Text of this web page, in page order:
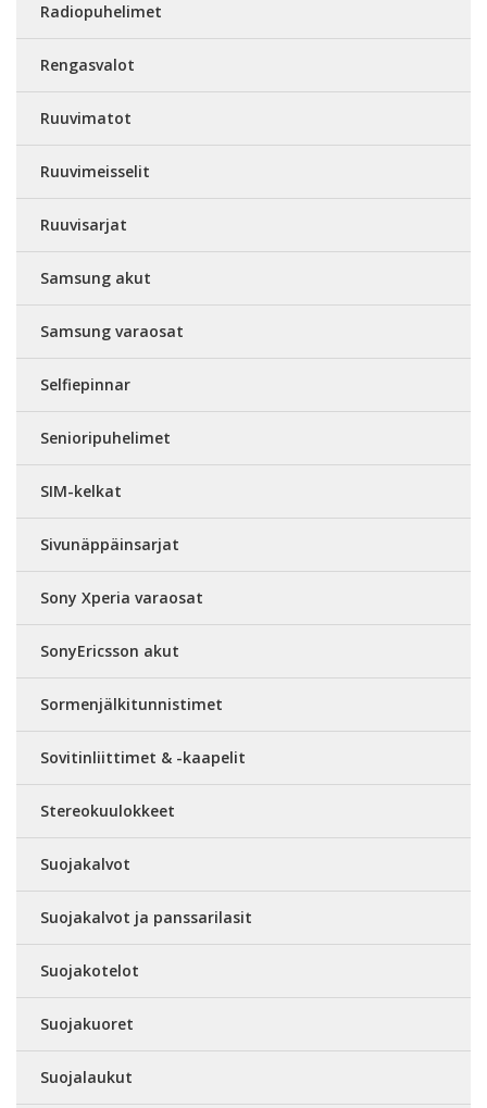
Radiopuhelimet
Rengasvalot
Ruuvimatot
Ruuvimeisselit
Ruuvisarjat
Samsung akut
Samsung varaosat
Selfiepinnar
Senioripuhelimet
SIM-kelkat
Sivunäppäinsarjat
Sony Xperia varaosat
SonyEricsson akut
Sormenjälkitunnistimet
Sovitinliittimet & -kaapelit
Stereokuulokkeet
Suojakalvot
Suojakalvot ja panssarilasit
Suojakotelot
Suojakuoret
Suojalaukut